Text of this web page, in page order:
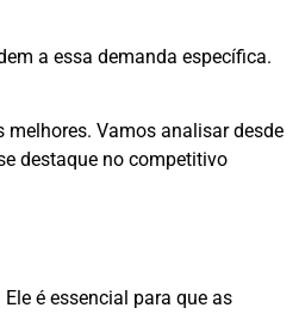
a essa demanda específica.
Vamos analisar desde
destaque no competitivo
é essencial para que as